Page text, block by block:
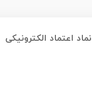
نماد اعتماد الکترونیکی